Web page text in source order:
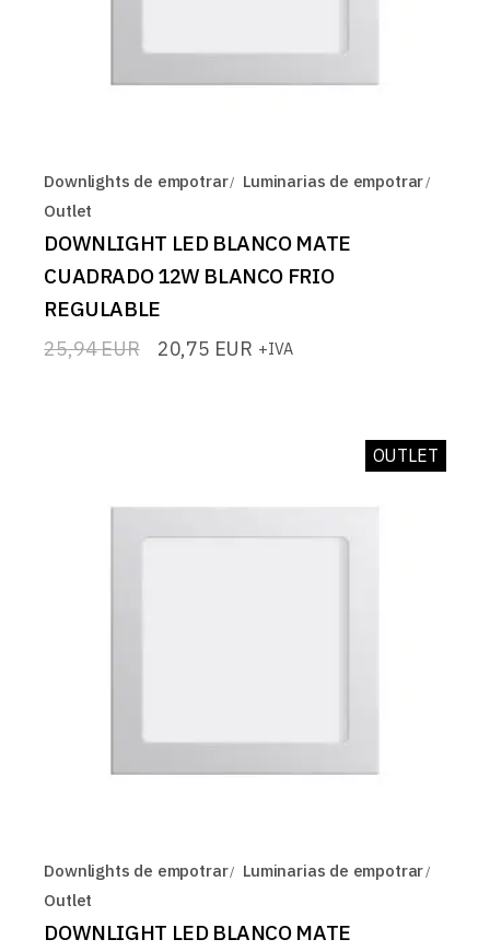
Downlights de empotrar
Luminarias de empotrar
Outlet
DOWNLIGHT LED BLANCO MATE
CUADRADO 12W BLANCO FRIO
REGULABLE
25,94EUR
El 20,75 EUR
El +IVA
OUTLET
Downlights de empotrar
Luminarias de empotrar
Outlet
DOWNLIGHT LED BLANCO MATE